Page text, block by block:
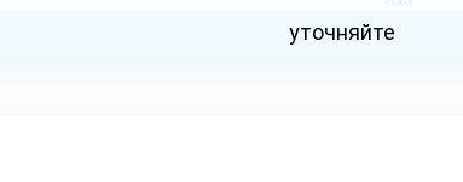
уточняйте